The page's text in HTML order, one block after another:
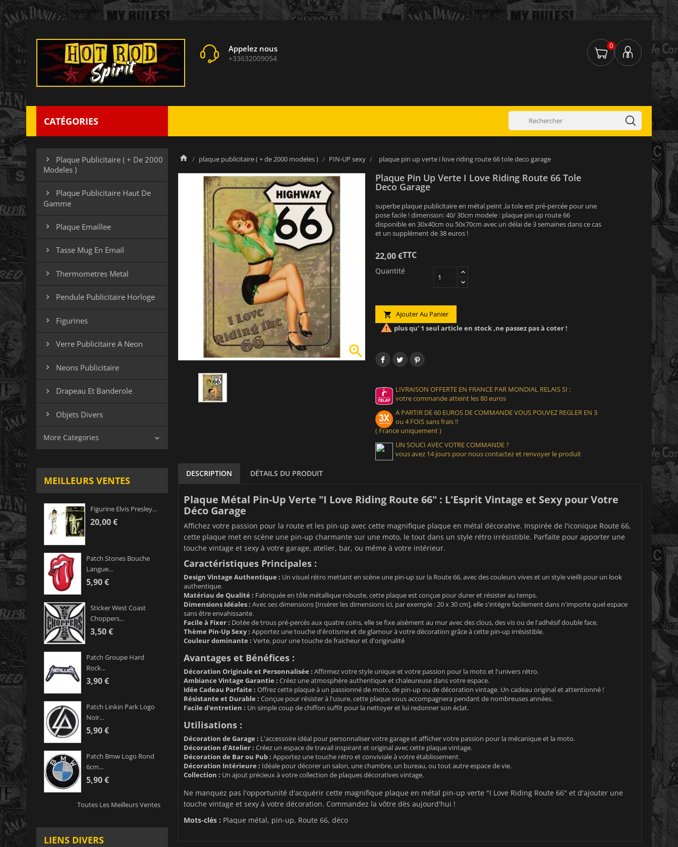
Appelez nous
+33632009054
0
CATÉGORIES

Plaque Publicitaire ( + De 2000
Modeles )

Plaque Publicitaire Haut De
Gamme
 Plaque Emaillee
 Tasse Mug En Email
 Thermometres Metal
 Pendule Publicitaire Horloge
 Figurines
 Verre Publicitaire A Neon
 Neons Publicitaire
 Drapeau Et Banderole
 Objets Divers
More Categories 
MEILLEURS VENTES
Figurine Elvis Presley...
20,00 €
Patch Stones Bouche
Langue...
5,90 €
Sticker West Coast
Choppers...
3,50 €
Patch Groupe Hard
Rock...
3,90 €
Patch Linkin Park Logo
Noir...
5,90 €
Patch Bmw Logo Rond
6cm...
5,90 €
Toutes Les Meilleurs Ventes
LIENS DIVERS
plaque publicitaire ( + de 2000 modeles ) PIN-UP sexy plaque pin up verte i love riding route 66 tole deco garage

Plaque Pin Up Verte I Love Riding Route 66 Tole
Deco Garage
superbe plaque publicitaire en métal peint ,la tole est pré-percée pour une
pose facile ! dimension: 40/ 30cm modele : plaque pin up route 66
disponible en 30x40cm ou 50x70cm avec un délai de 3 semaines dans ce cas
et un supplément de 38 euros !
22,00 €TTC
Quantité
 Ajouter Au Panier
 plus qu' 1 seul article en stock ,ne passez pas à coter !
LIVRAISON OFFERTE EN FRANCE PAR MONDIAL RELAIS SI :
votre commande atteint les 80 euros
A PARTIR DE 60 EUROS DE COMMANDE VOUS POUVEZ REGLER EN 3
ou 4 FOIS sans frais !!
( France uniquement )
UN SOUCI AVEC VOTRE COMMANDE ?
vous avez 14 jours pour nous contactez et renvoyer le produit
DESCRIPTION DÉTAILS DU PRODUIT
Plaque Métal Pin-Up Verte "I Love Riding Route 66" : L'Esprit Vintage et Sexy pour Votre
Déco Garage
Affichez votre passion pour la route et les pin-up avec cette magnifique plaque en métal décorative. Inspirée de l'iconique Route 66,
cette plaque met en scène une pin-up charmante sur une moto, le tout dans un style rétro irrésistible. Parfaite pour apporter une
touche vintage et sexy à votre garage, atelier, bar, ou même à votre intérieur.
Caractéristiques Principales :
Design Vintage Authentique : Un visuel rétro mettant en scène une pin-up sur la Route 66, avec des couleurs vives et un style vieilli pour un look
authentique.
Matériau de Qualité : Fabriquée en tôle métallique robuste, cette plaque est conçue pour durer et résister au temps.
Dimensions Idéales : Avec ses dimensions [Insérer les dimensions ici, par exemple : 20 x 30 cm], elle s'intègre facilement dans n'importe quel espace
sans être envahissante.
Facile à Fixer : Dotée de trous pré-percés aux quatre coins, elle se fixe aisément au mur avec des clous, des vis ou de l'adhésif double face.
Thème Pin-Up Sexy : Apportez une touche d'érotisme et de glamour à votre décoration grâce à cette pin-up irrésistible.
Couleur dominante : Verte, pour une touche de fraicheur et d'originalité
Avantages et Bénéfices :
Décoration Originale et Personnalisée : Affirmez votre style unique et votre passion pour la moto et l'univers rétro.
Ambiance Vintage Garantie : Créez une atmosphère authentique et chaleureuse dans votre espace.
Idée Cadeau Parfaite : Offrez cette plaque à un passionné de moto, de pin-up ou de décoration vintage. Un cadeau original et attentionné !
Résistante et Durable : Conçue pour résister à l'usure, cette plaque vous accompagnera pendant de nombreuses années.
Facile d'entretien : Un simple coup de chiffon suffit pour la nettoyer et lui redonner son éclat.
Utilisations :
Décoration de Garage : L'accessoire idéal pour personnaliser votre garage et afficher votre passion pour la mécanique et la moto.
Décoration d'Atelier : Créez un espace de travail inspirant et original avec cette plaque vintage.
Décoration de Bar ou Pub : Apportez une touche rétro et conviviale à votre établissement.
Décoration Intérieure : Idéale pour décorer un salon, une chambre, un bureau, ou tout autre espace de vie.
Collection : Un ajout précieux à votre collection de plaques décoratives vintage.
Ne manquez pas l'opportunité d'acquérir cette magnifique plaque en métal pin-up verte "I Love Riding Route 66" et d'ajouter une
touche vintage et sexy à votre décoration. Commandez la vôtre dès aujourd'hui !
Mots-clés : Plaque métal, pin-up, Route 66, déco